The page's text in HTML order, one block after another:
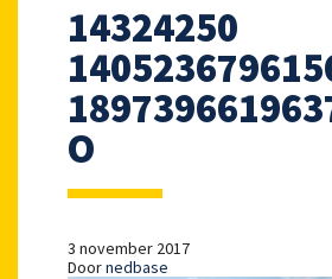
14324250
O
3 november 2017
Doornedbase